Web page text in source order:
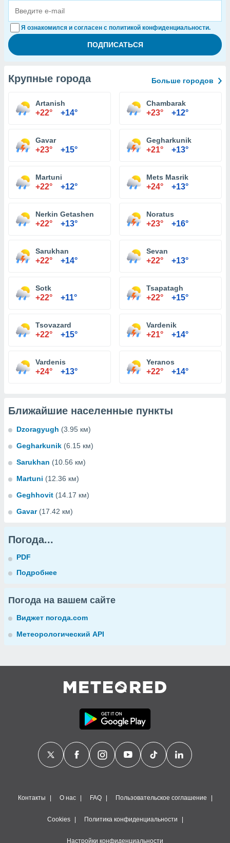
Я ознакомился и согласен с политикой конфиденциальности.
Крупные города Больше городов
Artanish
+22° +14°
Chambarak
+23° +12°
Gavar
+23° +15°
Gegharkunik
+21° +13°
Martuni
+22° +12°
Mets Masrik
+24° +13°
Nerkin Getashen
+22° +13°
Noratus
+23° +16°
Sarukhan
+22° +14°
Sevan
+22° +13°
Sotk
+22° +11°
Tsapatagh
+22° +15°
Tsovazard
+22° +15°
Vardenik
+21° +14°
Vardenis
+24° +13°
Yeranos
+22° +14°
Ближайшие населенные пункты
Dzoragyugh (3.95 км)
Gegharkunik (6.15 км)
Sarukhan (10.56 км)
Martuni (12.36 км)
Geghhovit (14.17 км)
Gavar (17.42 км)
Погода...
PDF
Подробнее
Погода на вашем сайте
Виджет погода.com
Метеорологический API
Контакты О нас FAQ Пользовательское соглашение
Cookies Политика конфиденциальности
Настройки конфиденциальности